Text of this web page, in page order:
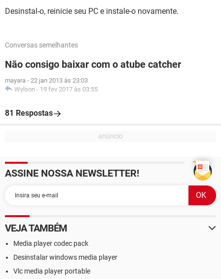
Desinstal-o, reinicie seu PC e instale-o novamente.
Conversas semelhantes
Não consigo baixar com o atube catcher
mayara - 22 jan 2013 às 23:03
Wylson - 19 fev 2017 às 03:55
81 Respostas
ASSINE NOSSA NEWSLETTER!
VEJA TAMBÉM
Media player codec pack
Desinstalar windows media player
Vlc media player portable